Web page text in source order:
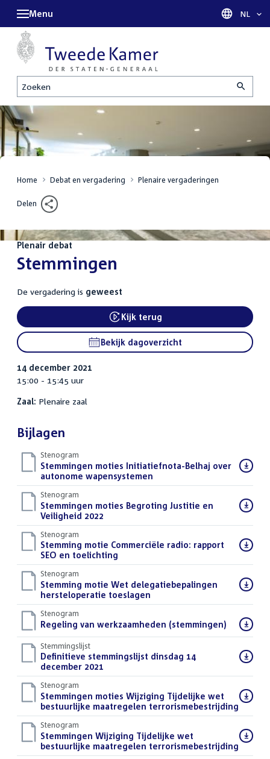
Zoeken
Menu Taal
NL
Home Debat en vergadering Plenaire vergaderingen
Delen
Plenair debat
:Stemmingen
De vergadering is geweest
Kijk terug
Bekijk dagoverzicht
14 december 2021
15:00 - 15:45 uur
Zaal: Plenaire zaal
Bijlagen
Stenogram
Download
bestand:
Stemmingen moties Initiatiefnota-Belhaj over
autonome wapensystemen
Stenogram
Download
bestand:
Stemmingen moties Begroting Justitie en
Veiligheid 2022
Stenogram
Download
bestand:
Stemming motie Commerciële radio: rapport
SEO en toelichting
Stenogram
Download
bestand:
Stemming motie Wet delegatiebepalingen
hersteloperatie toeslagen
Stenogram
Download
bestand:
Regeling van werkzaamheden (stemmingen)
Stemmingslijst
Download
bestand:
Definitieve stemmingslijst dinsdag 14
december 2021
Stenogram
Download
bestand:
Stemmingen moties Wijziging Tijdelijke wet
bestuurlijke maatregelen terrorismebestrijding ()
Stenogram
Download
bestand:
Stemmingen Wijziging Tijdelijke wet
bestuurlijke maatregelen terrorismebestrijding ()